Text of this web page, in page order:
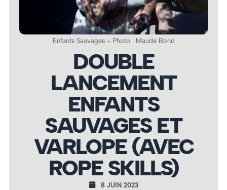
Enfants Sauvages – Photo : Maude Bond
DOUBLE
LANCEMENT
ENFANTS
SAUVAGES ET
VARLOPE (AVEC
ROPE SKILLS)
8 JUIN 2023